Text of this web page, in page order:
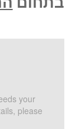
your
please